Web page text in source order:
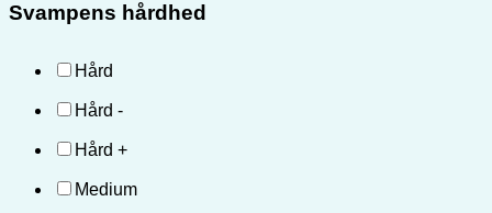
Svampens hårdhed
Hård
Hård -
Hård +
Medium